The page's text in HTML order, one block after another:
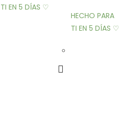
TI EN 5 DÍAS ♡
HECHO PARA
TI EN 5 DÍAS ♡